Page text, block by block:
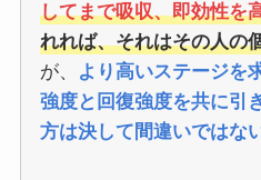
してまで吸収、即効性を
れれば、それはその人の
が、
より高いステージを
強度と回復強度を共に引
方は決して間違いではない